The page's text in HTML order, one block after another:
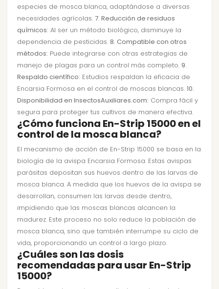
especies de mosca blanca, adaptándose a diversas
necesidades agrícolas. 7. Reducción de residuos
químicos: Al ser un método biológico, disminuye la
dependencia de pesticidas. 8. Compatible con otros
métodos: Puede integrarse con otras estrategias de
manejo de plagas para un control más completo. 9.
Respaldo científico: Estudios respaldan la eficacia de
Encarsia Formosa en el control de moscas blancas. 10.
Disponibilidad en InsectosAuxiliares.com: Compra fácil y
segura para proteger tus cultivos de manera efectiva.
¿Cómo funciona En-Strip 15000 en el
control de la mosca blanca?
El mecanismo de acción de En-Strip 15000 se basa en la
biología de la avispa Encarsia Formosa. Estas avispas
parásitas depositan sus huevos dentro de las larvas de
mosca blanca. A medida que los huevos de la avispa se
desarrollan, consumen las larvas desde dentro,
impidiendo que las moscas blancas alcancen la
madurez. Este proceso no solo reduce la población de
mosca blanca, sino que también interrumpe su ciclo de
vida, proporcionando un control a largo plazo.
¿Cuáles son las dosis
recomendadas para usar En-Strip
15000?